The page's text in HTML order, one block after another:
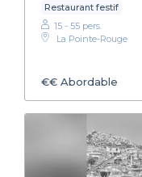
Restaurant festif
15 - 55 pers.
La Pointe-Rouge
€€ Abordable